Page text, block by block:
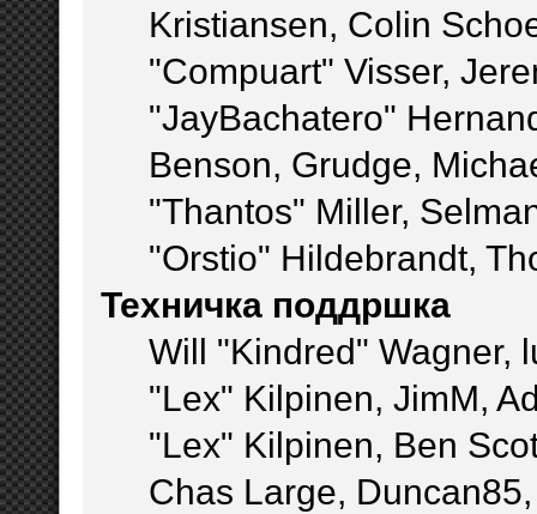
Kristiansen, Colin
"Compuart" Visser,
"JayBachatero"
Benson, Grudge,
"Thantos" Miller,
"Orstio" Hildebrandt,
Техничка поддршка
Will "Kindred" Wagner,
"Lex" Kilpinen, JimM,
"Lex" Kilpinen, Ben
Chas Large,